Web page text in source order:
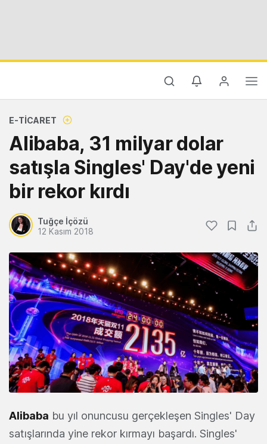
E-TICARET
Alibaba, 31 milyar dolar
satışla Singles' Day'de yeni
bir rekor kırdı
Tuğçe İçözü
12 Kasım 2018
Alibaba bu yıl onuncusu gerçekleşen Singles' Day
satışlarında yine rekor kırmayı başardı. Singles'